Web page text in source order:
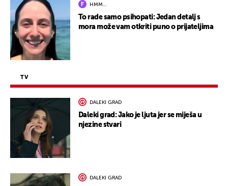
HMM…
To rade samo psihopati: Jedan detalj s
mora može vam otkriti puno o prijateljima
TV
DALEKI GRAD
Daleki grad: Jako je ljuta jer se miješa u
njezine stvari
DALEKI GRAD